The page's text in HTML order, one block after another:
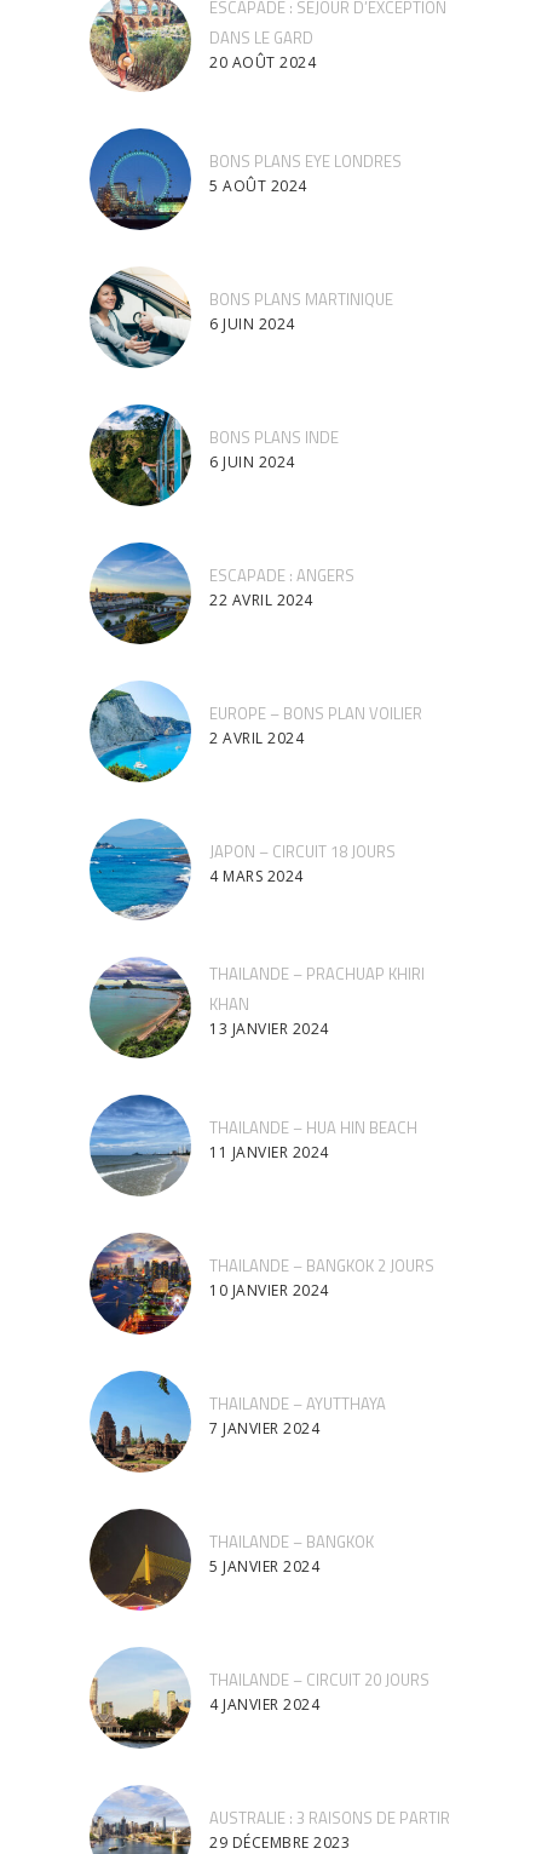
ESCAPADE : SÉJOUR D’EXCEPTION
DANS LE GARD
20 AOÛT 2024
BONS PLANS EYE LONDRES
5 AOÛT 2024
BONS PLANS MARTINIQUE
6 JUIN 2024
BONS PLANS INDE
6 JUIN 2024
ESCAPADE : ANGERS
22 AVRIL 2024
EUROPE – BONS PLAN VOILIER
2 AVRIL 2024
JAPON – CIRCUIT 18 JOURS
4 MARS 2024
THAILANDE – PRACHUAP KHIRI
KHAN
13 JANVIER 2024
THAILANDE – HUA HIN BEACH
11 JANVIER 2024
THAILANDE – BANGKOK 2 JOURS
10 JANVIER 2024
THAILANDE – AYUTTHAYA
7 JANVIER 2024
THAILANDE – BANGKOK
5 JANVIER 2024
THAILANDE – CIRCUIT 20 JOURS
4 JANVIER 2024
AUSTRALIE : 3 RAISONS DE PARTIR
29 DÉCEMBRE 2023